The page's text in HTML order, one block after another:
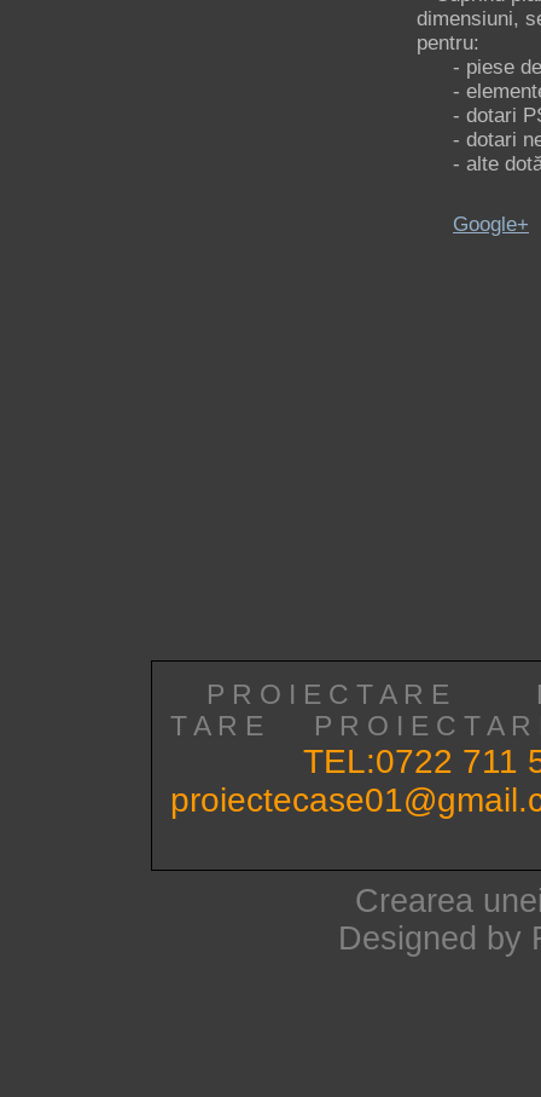
dimensiuni,
pentru:
- piese de
- elemente
- dotari
- dotari
- alte
Google+
P R O I E C T A R E
T A R E P R O I E C T A
TEL:0722 711
Crearea
Designed by